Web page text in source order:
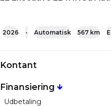
2026 - Automatisk 567 km El
Kontant
Finansiering 🡻
Udbetaling